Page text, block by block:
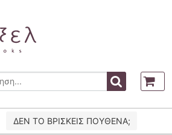
ΔΕΝ ΤΟ ΒΡΙΣΚΕΙΣ ΠΟΥΘΕΝΑ;